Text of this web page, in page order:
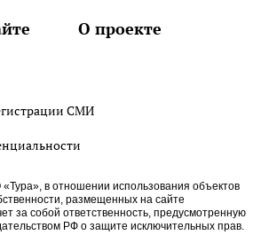
О проекте
СМИ
в отношении использования объектов
размещенных на сайте
за собой ответственность, предусмотренную
РФ о защите исключительных прав.